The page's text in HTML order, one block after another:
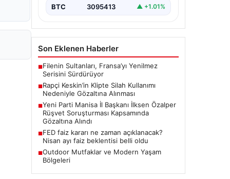
BTC 3095413 ▲ +1.01%
Son Eklenen Haberler
■Filenin Sultanları, Fransa’yı Yenilmez
Serisini Sürdürüyor
■Rapçi Keskin’in Klipte Silah Kullanımı
Nedeniyle Gözaltına Alınması
■Yeni Parti Manisa İl Başkanı İlksen Özalper
Rüşvet Soruşturması Kapsamında
Gözaltına Alındı
■FED faiz kararı ne zaman açıklanacak?
Nisan ayı faiz beklentisi belli oldu
■Outdoor Mutfaklar ve Modern Yaşam
Bölgeleri